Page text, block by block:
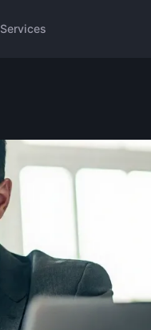
Services